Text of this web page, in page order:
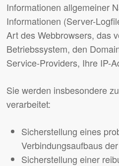
Informationen allgemeiner
Informationen (Server-
Art des Webbrowsers, das
Betriebssystem, den
Service-Providers, Ihre IP-
Sie werden insbesondere
verarbeitet:
Sicherstellung eines
Verbindungsaufbaus
Sicherstellung einer